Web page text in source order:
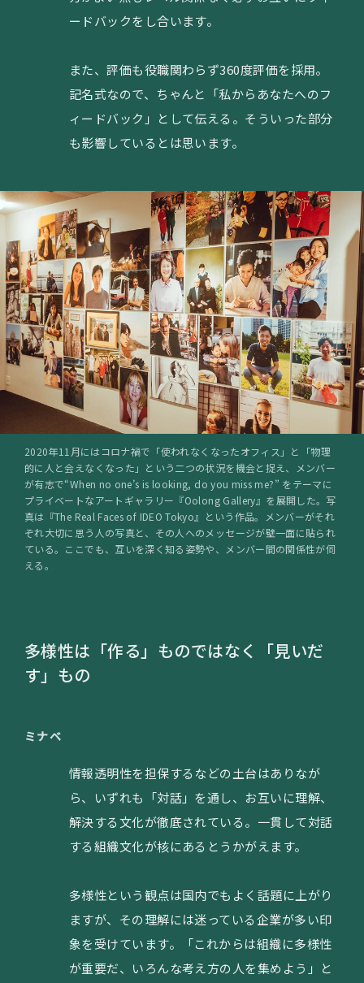
ードバックをし合います。
また、評価も役職関わらず360度評価を採用。
記名式なので、ちゃんと「私からあなたへのフ
ィードバック」として伝える。そういった部分
も影響しているとは思います。
2020年11月にはコロナ禍で「使われなくなったオフィス」と「物理
的に人と会えなくなった」という二つの状況を機会と捉え、メンバー
が有志で“When no one’s is looking, do you miss me?” をテーマに
プライベートなアートギャラリー『Oolong Gallery』を展開した。写
真は『The Real Faces of IDEO Tokyo』という作品。メンバーがそれ
ぞれ大切に思う人の写真と、その人へのメッセージが壁一面に貼られ
ている。ここでも、互いを深く知る姿勢や、メンバー間の関係性が伺
える。
多様性は「作る」ものではなく「見いだ
す」もの
ミナベ
情報透明性を担保するなどの土台はありなが
ら、いずれも「対話」を通し、お互いに理解、
解決する文化が徹底されている。一貫して対話
する組織文化が核にあるとうかがえます。
多様性という観点は国内でもよく話題に上がり
ますが、その理解には迷っている企業が多い印
象を受けています。「これからは組織に多様性
が重要だ、いろんな考え方の人を集めよう」と